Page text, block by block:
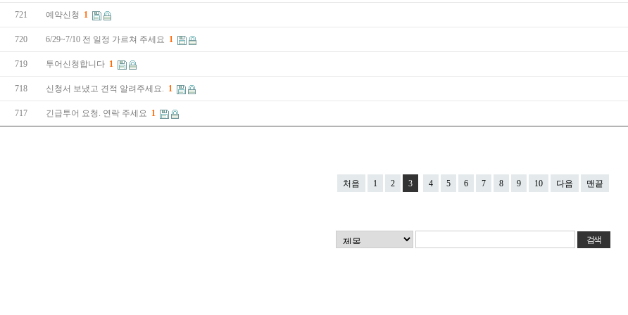
721 예약신청 1
720 6/29~7/10 전 일정 가르쳐 주세요 1
719 투어신청합니다 1
718 신청서 보냈고 견적 알려주세요. 1
717 긴급투어 요청. 연락 주세요 1
처음 1 2 3 4 5 6 7 8 9 10 다음 맨끝